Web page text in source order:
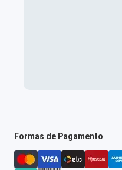
Formas de Pagamento